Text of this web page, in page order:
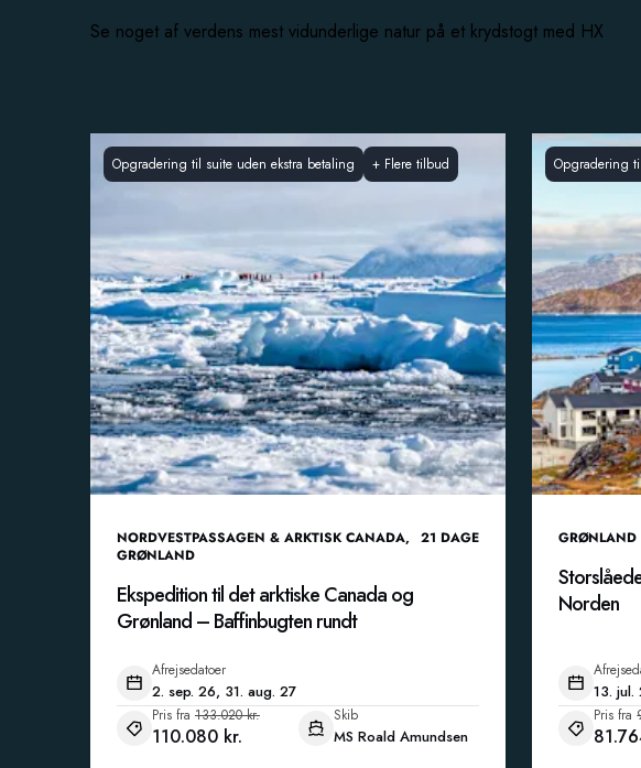
Se noget af verdens mest vidunderlige natur på et krydstogt med HX
Opgradering til suite uden ekstra betaling + Flere tilbud
NORDVESTPASSAGEN & ARKTISK CANADA,
GRØNLAND
21 DAGE
Ekspedition til det arktiske Canada og
Grønland – Baffinbugten rundt
Afrejsedatoer
2. sep. 26, 31. aug. 27
Pris fra 133.020 kr.
110.080 kr.
Skib
MS Roald Amundsen
Opgradering
GRØNLAND
Norden
13. jul.
Pris fra